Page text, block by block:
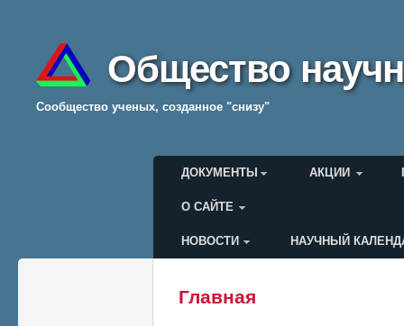
Общество
Cообщество ученых, созданное "снизу"
Главное меню
ДОКУМЕНТЫ АКЦИИ
О САЙТЕ
Меню пользователя
НОВОСТИ НАУЧНЫЙ
Вы здесь
Главная